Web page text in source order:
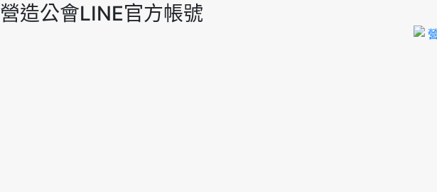
營造公會LINE官方帳號